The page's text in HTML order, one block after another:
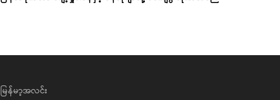
မြန်မာ့အလင်း